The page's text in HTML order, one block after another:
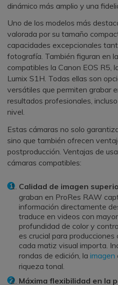
dinámico más amplio y una
Uno de los modelos más
valorada por su tamaño
capacidades excepcionales
fotografía. También figuran en
compatibles la Canon EOS R5,
Lumix S1H. Todas ellas son
versátiles que permiten grabar
resultados profesionales,
nivel.
Estas cámaras no solo
sino que también ofrecen
postproducción. Ventajas de
cámaras compatibles:
Calidad de imagen
graban en ProRes RAW
información directamente
traduce en videos con
profundidad de color y
es crucial para
cada matiz visual importa.
rondas de edición, la imagen
riqueza tonal.
Máxima flexibilidad en la